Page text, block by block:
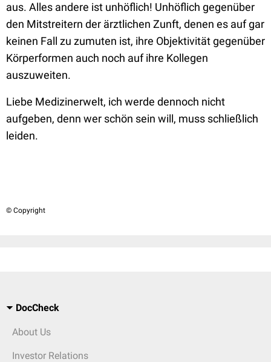
aus. Alles andere ist unhöflich! Unhöflich gegenüber
den Mitstreitern der ärztlichen Zunft, denen es auf gar
keinen Fall zu zumuten ist, ihre Objektivität gegenüber
Körperformen auch noch auf ihre Kollegen
auszuweiten.
Liebe Medizinerwelt, ich werde dennoch nicht
aufgeben, denn wer schön sein will, muss schließlich
leiden.
© Copyright
DocCheck
About Us
Investor Relations